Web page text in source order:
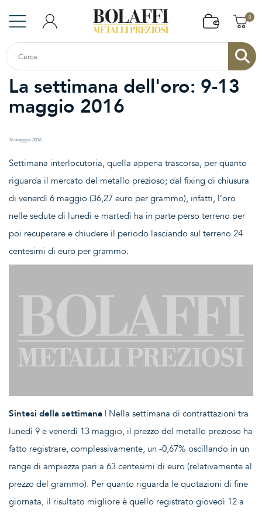
0
La settimana dell'oro: 9-13
maggio 2016
16 maggio 2016
Settimana interlocutoria, quella appena trascorsa, per quanto
riguarda il mercato del metallo prezioso; dal fixing di chiusura
di venerdì 6 maggio (36,27 euro per grammo), infatti, l’oro
nelle sedute di lunedì e martedì ha in parte perso terreno per
poi recuperare e chiudere il periodo lasciando sul terreno 24
centesimi di euro per grammo.
Sintesi della settimana | Nella settimana di contrattazioni tra
lunedì 9 e venerdì 13 maggio, il prezzo del metallo prezioso ha
fatto registrare, complessivamente, un -0,67% oscillando in un
range di ampiezza pari a 63 centesimi di euro (relativamente al
prezzo del grammo). Per quanto riguarda le quotazioni di fine
giornata, il risultato migliore è quello registrato giovedì 12 a